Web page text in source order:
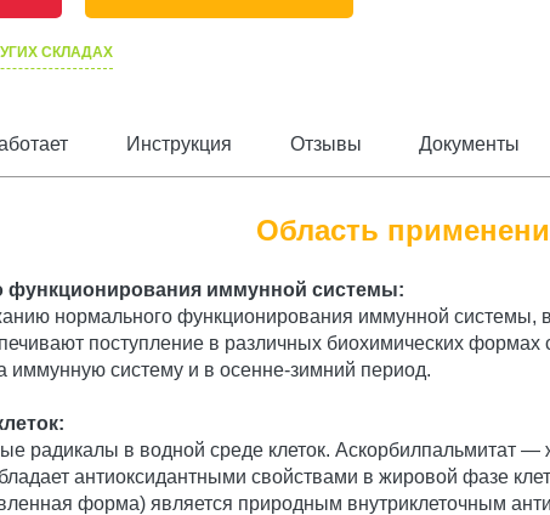
СКЛАДАХ
Инструкция Отзывы Документы
Область
функционирования иммунной системы:
нормального функционирования иммунной
поступление в различных биохимических формах
иммунную систему и в осенне-зимний период.
радикалы в водной среде клеток. Аскорбилпальмитат
антиоксидантными свойствами в жировой фазе
форма) является природным внутриклеточным